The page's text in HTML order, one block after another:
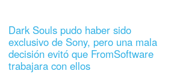
Dark Souls pudo haber sido
exclusivo de Sony, pero una mala
decisión evitó que FromSoftware
trabajara con ellos